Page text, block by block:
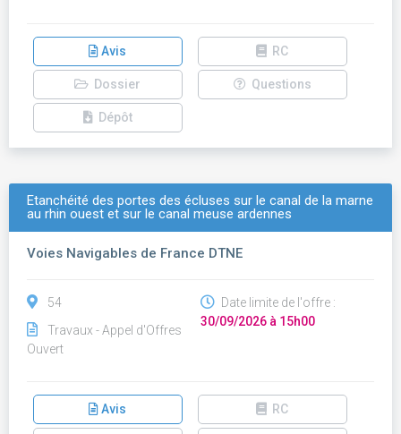
Avis RC
Dossier Questions
Dépôt
Etanchéité des portes des écluses sur le canal de la marne
au rhin ouest et sur le canal meuse ardennes
Voies Navigables de France DTNE
54
Travaux - Appel d'Offres
Ouvert
Date limite de l'offre :
30/09/2026 à 15h00
Avis RC